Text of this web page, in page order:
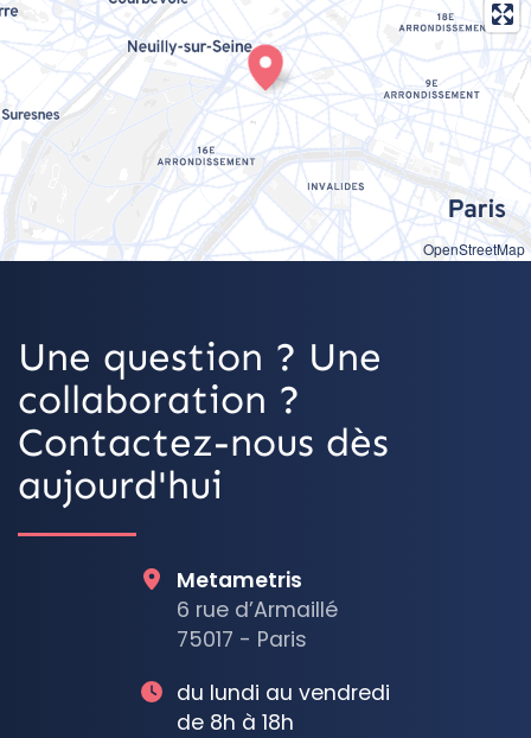
OpenStreetMap
Une question ? Une
collaboration ?
Contactez-nous dès
aujourd'hui
Metametris
6 rue d’Armaillé
75017 - Paris
du lundi au vendredi
de 8h à 18h